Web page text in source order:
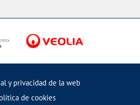
y privacidad de la web
de cookies